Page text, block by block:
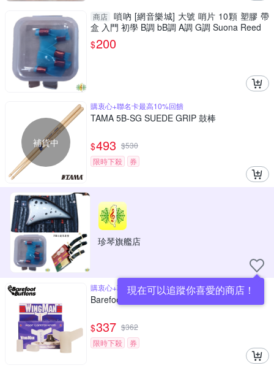
商店 嗩吶 [網音樂城] 大號 哨片 10顆 塑膠 帶
盒 入門 初學 B調 bB調 A調 G調 Suona Reed
$200
補貨中
購衷心+聯名卡最高10%回饋
TAMA 5B-SG SUEDE GRIP 鼓棒
$493 $530
限時下殺
券
珍琴旗艦店
現在可以追蹤你喜愛的商店！
購衷心+聯名卡最高10%回饋
Barefoot WingMan 隨心所欲螢光旋鈕
$337 $362
限時下殺
券